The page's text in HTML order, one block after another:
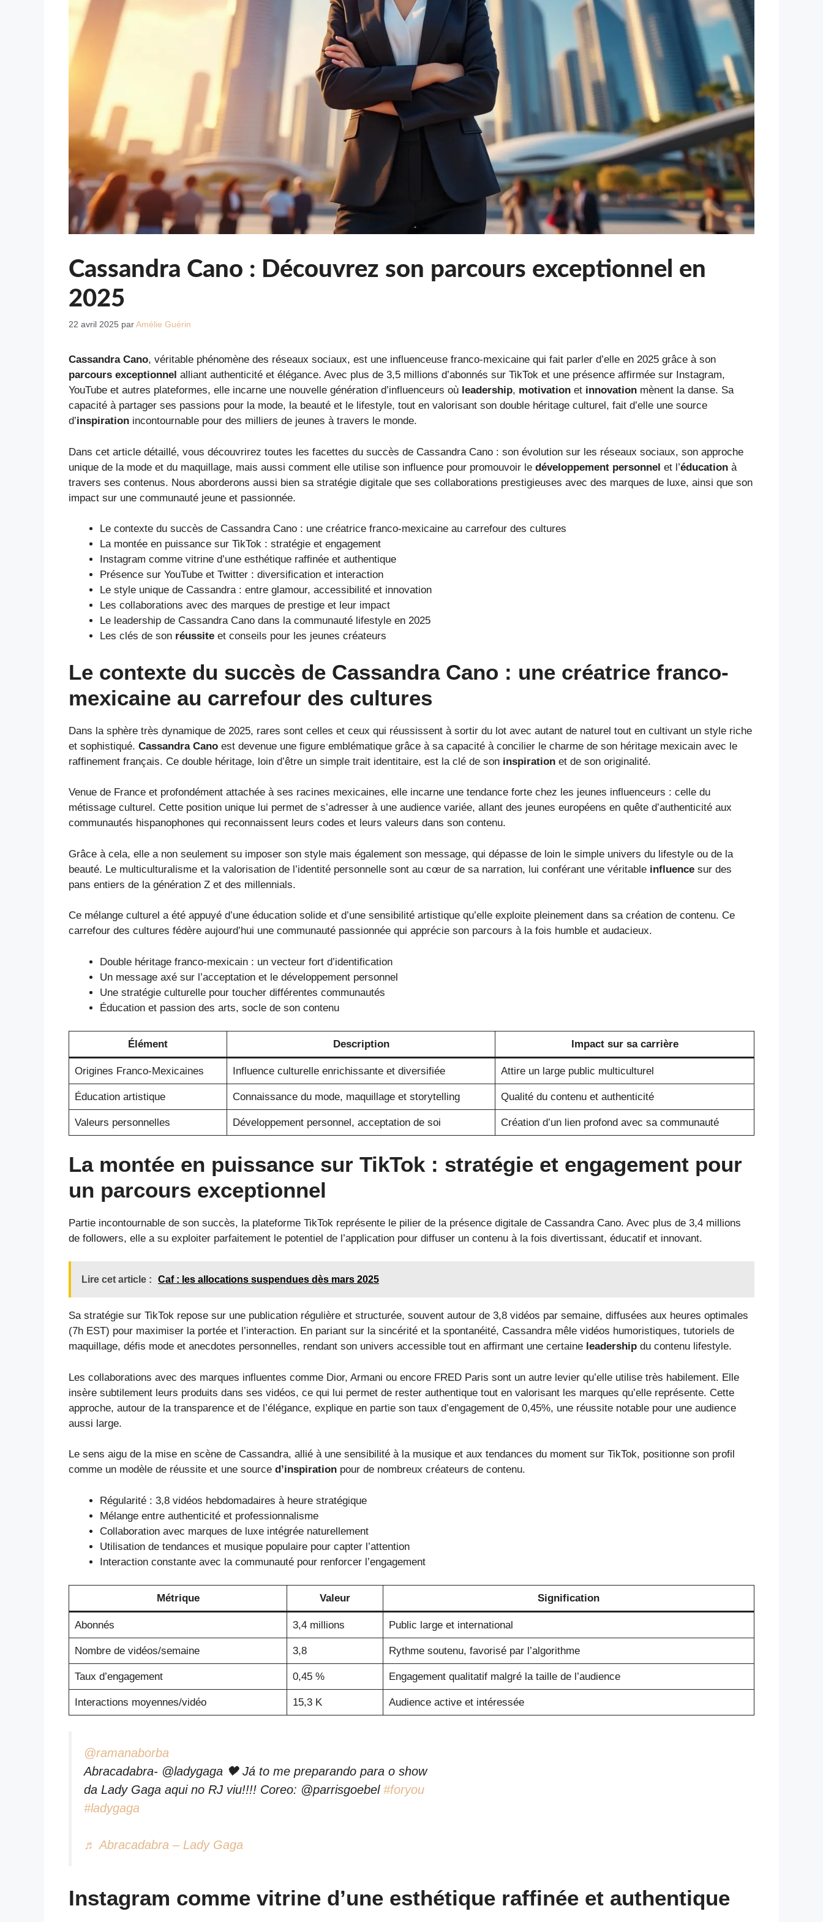
Cassandra Cano : Découvrez son parcours exceptionnel en
2025
22 avril 2025 parAmélie Guérin
Cassandra Cano, véritable phénomène des réseaux sociaux, est une influenceuse franco-mexicaine qui fait parler d’elle en 2025 grâce à son
parcours exceptionnel alliant authenticité et élégance. Avec plus de 3,5 millions d’abonnés sur TikTok et une présence affirmée sur Instagram,
YouTube et autres plateformes, elle incarne une nouvelle génération d’influenceurs où leadership, motivation et innovation mènent la danse. Sa
capacité à partager ses passions pour la mode, la beauté et le lifestyle, tout en valorisant son double héritage culturel, fait d’elle une source
d’inspiration incontournable pour des milliers de jeunes à travers le monde.
Dans cet article détaillé, vous découvrirez toutes les facettes du succès de Cassandra Cano : son évolution sur les réseaux sociaux, son approche
unique de la mode et du maquillage, mais aussi comment elle utilise son influence pour promouvoir le développement personnel et l’éducation à
travers ses contenus. Nous aborderons aussi bien sa stratégie digitale que ses collaborations prestigieuses avec des marques de luxe, ainsi que son
impact sur une communauté jeune et passionnée.
Le contexte du succès de Cassandra Cano : une créatrice franco-mexicaine au carrefour des cultures
La montée en puissance sur TikTok : stratégie et engagement
Instagram comme vitrine d’une esthétique raffinée et authentique
Présence sur YouTube et Twitter : diversification et interaction
Le style unique de Cassandra : entre glamour, accessibilité et innovation
Les collaborations avec des marques de prestige et leur impact
Le leadership de Cassandra Cano dans la communauté lifestyle en 2025
Les clés de son réussite et conseils pour les jeunes créateurs
Le contexte du succès de Cassandra Cano : une créatrice franco-
mexicaine au carrefour des cultures
Dans la sphère très dynamique de 2025, rares sont celles et ceux qui réussissent à sortir du lot avec autant de naturel tout en cultivant un style riche
et sophistiqué. Cassandra Cano est devenue une figure emblématique grâce à sa capacité à concilier le charme de son héritage mexicain avec le
raffinement français. Ce double héritage, loin d’être un simple trait identitaire, est la clé de son inspiration et de son originalité.
Venue de France et profondément attachée à ses racines mexicaines, elle incarne une tendance forte chez les jeunes influenceurs : celle du
métissage culturel. Cette position unique lui permet de s’adresser à une audience variée, allant des jeunes européens en quête d’authenticité aux
communautés hispanophones qui reconnaissent leurs codes et leurs valeurs dans son contenu.
Grâce à cela, elle a non seulement su imposer son style mais également son message, qui dépasse de loin le simple univers du lifestyle ou de la
beauté. Le multiculturalisme et la valorisation de l’identité personnelle sont au cœur de sa narration, lui conférant une véritable influence sur des
pans entiers de la génération Z et des millennials.
Ce mélange culturel a été appuyé d’une éducation solide et d’une sensibilité artistique qu’elle exploite pleinement dans sa création de contenu. Ce
carrefour des cultures fédère aujourd’hui une communauté passionnée qui apprécie son parcours à la fois humble et audacieux.
Double héritage franco-mexicain : un vecteur fort d’identification
Un message axé sur l’acceptation et le développement personnel
Une stratégie culturelle pour toucher différentes communautés
Éducation et passion des arts, socle de son contenu
Élément Description Impact sur sa carrière
Origines Franco-Mexicaines Influence culturelle enrichissante et diversifiée Attire un large public multiculturel
Éducation artistique Connaissance du mode, maquillage et storytelling Qualité du contenu et authenticité
Valeurs personnelles Développement personnel, acceptation de soi Création d’un lien profond avec sa communauté
La montée en puissance sur TikTok : stratégie et engagement pour
un parcours exceptionnel
Partie incontournable de son succès, la plateforme TikTok représente le pilier de la présence digitale de Cassandra Cano. Avec plus de 3,4 millions
de followers, elle a su exploiter parfaitement le potentiel de l’application pour diffuser un contenu à la fois divertissant, éducatif et innovant.
Lire cet article : Caf : les allocations suspendues dès mars 2025
Sa stratégie sur TikTok repose sur une publication régulière et structurée, souvent autour de 3,8 vidéos par semaine, diffusées aux heures optimales
(7h EST) pour maximiser la portée et l’interaction. En pariant sur la sincérité et la spontanéité, Cassandra mêle vidéos humoristiques, tutoriels de
maquillage, défis mode et anecdotes personnelles, rendant son univers accessible tout en affirmant une certaine leadership du contenu lifestyle.
Les collaborations avec des marques influentes comme Dior, Armani ou encore FRED Paris sont un autre levier qu’elle utilise très habilement. Elle
insère subtilement leurs produits dans ses vidéos, ce qui lui permet de rester authentique tout en valorisant les marques qu’elle représente. Cette
approche, autour de la transparence et de l’élégance, explique en partie son taux d’engagement de 0,45%, une réussite notable pour une audience
aussi large.
Le sens aigu de la mise en scène de Cassandra, allié à une sensibilité à la musique et aux tendances du moment sur TikTok, positionne son profil
comme un modèle de réussite et une source d’inspiration pour de nombreux créateurs de contenu.
Régularité : 3,8 vidéos hebdomadaires à heure stratégique
Mélange entre authenticité et professionnalisme
Collaboration avec marques de luxe intégrée naturellement
Utilisation de tendances et musique populaire pour capter l’attention
Interaction constante avec la communauté pour renforcer l’engagement
Métrique Valeur Signification
Abonnés 3,4 millions Public large et international
Nombre de vidéos/semaine 3,8 Rythme soutenu, favorisé par l’algorithme
Taux d’engagement 0,45 % Engagement qualitatif malgré la taille de l’audience
Interactions moyennes/vidéo 15,3 K Audience active et intéressée
@ramanaborba
Abracadabra- @ladygaga 🖤 Já to me preparando para o show
da Lady Gaga aqui no RJ viu!!!! Coreo: @parrisgoebel #foryou
#ladygaga
♬ Abracadabra – Lady Gaga
Instagram comme vitrine d’une esthétique raffinée et authentique